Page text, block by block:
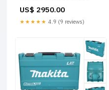
US$ 2950.00
★★★★★ 4.9 (9 reviews)